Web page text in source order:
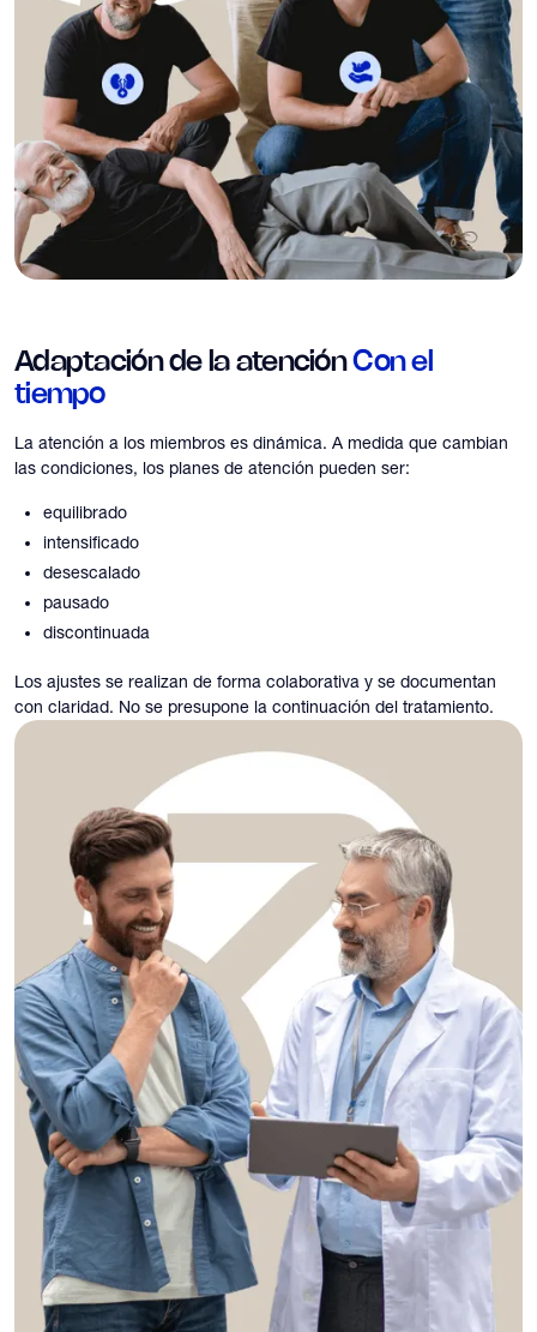
Adaptación de la atenciónCon el
tiempo
La atención a los miembros es dinámica. A medida que cambian
las condiciones, los planes de atención pueden ser:
equilibrado
intensificado
desescalado
pausado
discontinuada
Los ajustes se realizan de forma colaborativa y se documentan
con claridad. No se presupone la continuación del tratamiento.